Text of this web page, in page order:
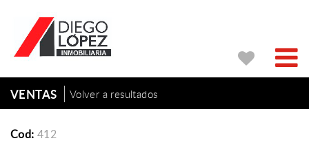
VENTAS Volver a resultados
Cod: 412